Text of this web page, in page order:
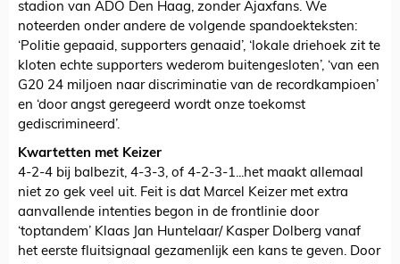
stadion van ADO Den Haag, zonder Ajaxfans. We
noteerden onder andere de volgende spandoekteksten:
‘Politie gepaaid, supporters genaaid’, ‘lokale driehoek zit te
kloten echte supporters wederom buitengesloten’, ‘van een
G20 24 miljoen naar discriminatie van de recordkampioen’
en ‘door angst geregeerd wordt onze toekomst
gediscrimineerd’.
Kwartetten met Keizer
4-2-4 bij balbezit, 4-3-3, of 4-2-3-1...het maakt allemaal
niet zo gek veel uit. Feit is dat Marcel Keizer met extra
aanvallende intenties begon in de frontlinie door
‘toptandem’ Klaas Jan Huntelaar/ Kasper Dolberg vanaf
het eerste fluitsignaal gezamenlijk een kans te geven. Door